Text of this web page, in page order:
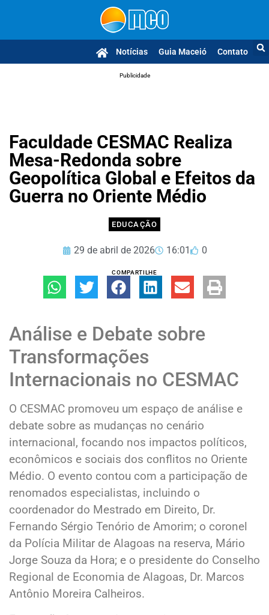
Notícias Guia Maceió Contato
Publicidade
Faculdade CESMAC Realiza
Mesa-Redonda sobre
Geopolítica Global e Efeitos da
Guerra no Oriente Médio
EDUCAÇÃO
29 de abril de 2026 16:01 0
COMPARTILHE
Análise e Debate sobre
Transformações
Internacionais no CESMAC
O CESMAC promoveu um espaço de análise e
debate sobre as mudanças no cenário
internacional, focando nos impactos políticos,
econômicos e sociais dos conflitos no Oriente
Médio. O evento contou com a participação de
renomados especialistas, incluindo o
coordenador do Mestrado em Direito, Dr.
Fernando Sérgio Tenório de Amorim; o coronel
da Polícia Militar de Alagoas na reserva, Mário
Jorge Souza da Hora; e o presidente do Conselho
Regional de Economia de Alagoas, Dr. Marcos
Antônio Moreira Calheiros.